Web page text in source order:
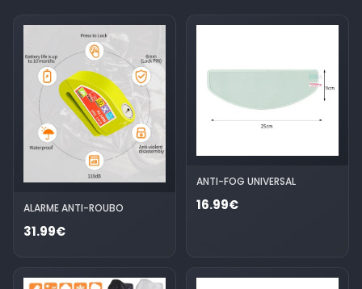
ALARME ANTI-ROUBO
31.99€
ANTI-FOG UNIVERSAL
16.99€